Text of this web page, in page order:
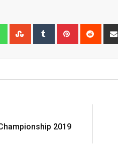
WhatsappStumbleUpon
Tumblr Pinterest Reddit
2019